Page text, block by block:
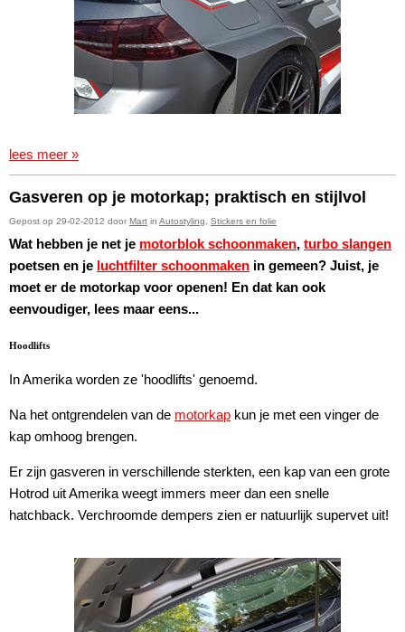
lees meer »
Gasveren op je motorkap; praktisch en stijlvol
Gepost op 29-02-2012 door Mart in Autostyling Stickers en folie
Wat hebben je net je motorblok schoonmaken, turbo slangen
poetsen en je luchtfilter schoonmaken in gemeen? Juist, je
moet er de motorkap voor openen! En dat kan ook
eenvoudiger, lees maar eens...
Hoodlifts
In Amerika worden ze 'hoodlifts' genoemd.
Na het ontgrendelen van de motorkap kun je met een vinger de
kap omhoog brengen.
Er zijn gasveren in verschillende sterkten, een kap van een grote
Hotrod uit Amerika weegt immers meer dan een snelle
hatchback. Verchroomde dempers zien er natuurlijk supervet uit!